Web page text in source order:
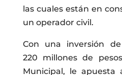
las cuales están en
un operador civil.
Con una inversión
220 millones de
Municipal, le